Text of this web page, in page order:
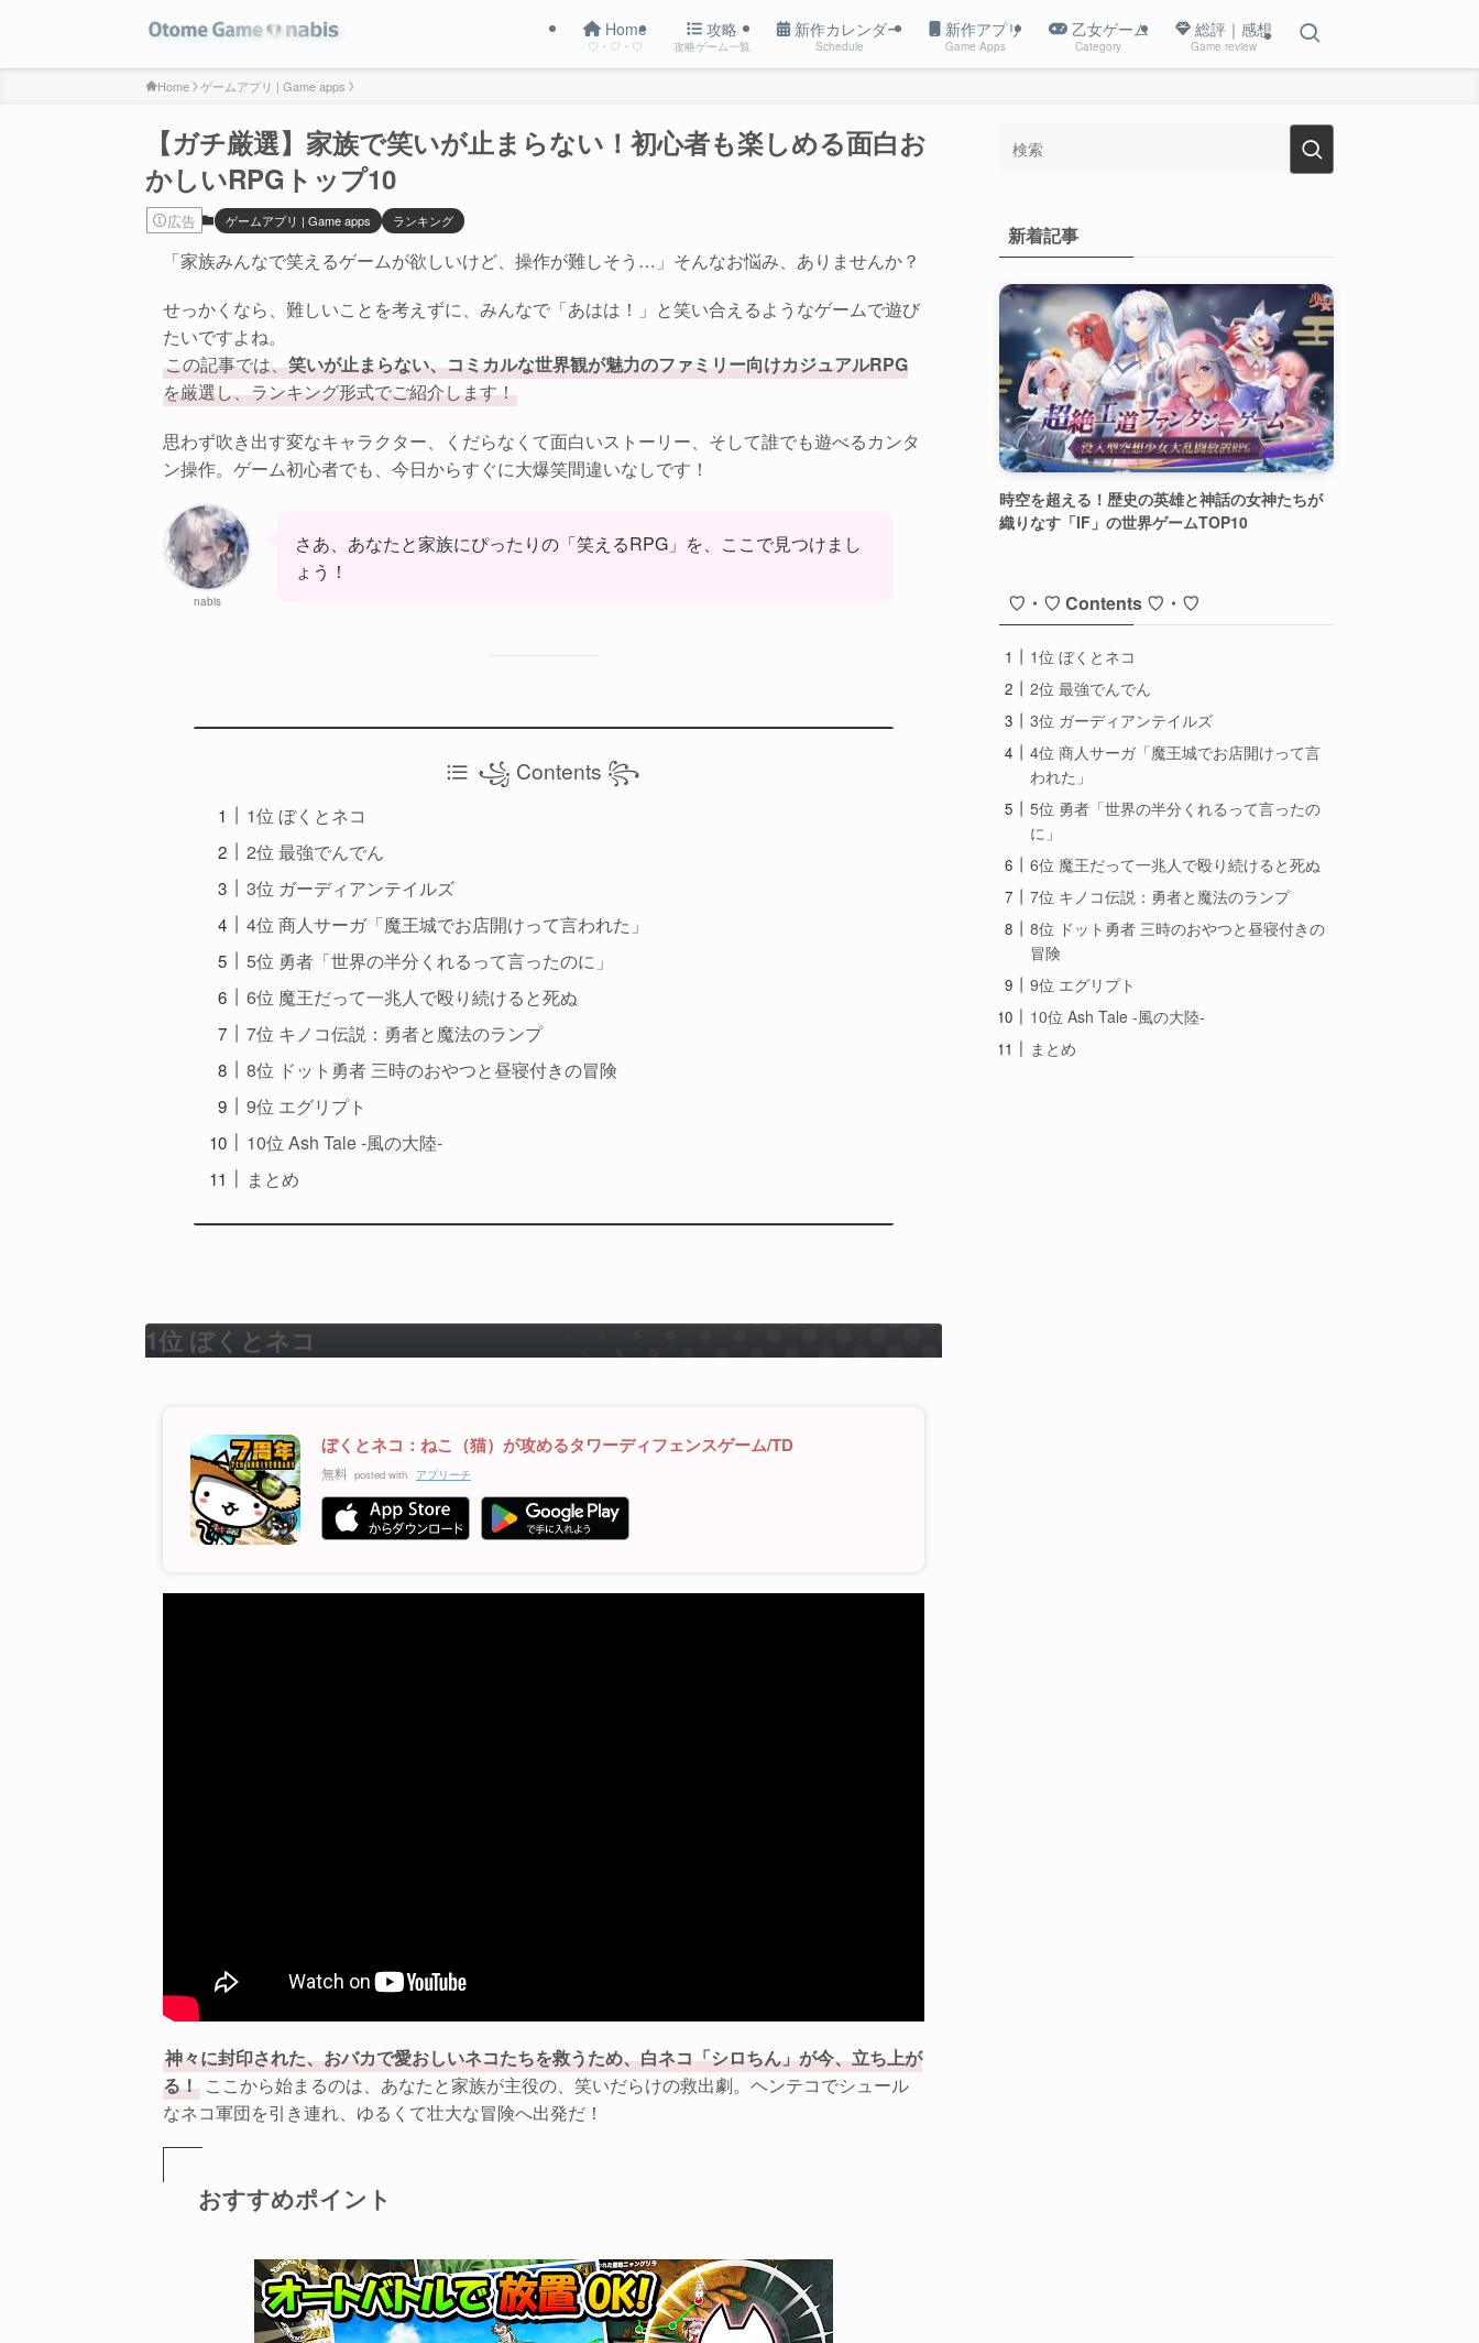
Home
♡・♡・♡
攻略
攻略ゲーム一覧
新作カレンダー
Schedule
新作アプリ
Game Apps
乙女ゲーム
Category
総評｜感想
Game review
Home ゲームアプリ | Game apps
【ガチ厳選】家族で笑いが止まらない！初心者も楽しめる面白お
かしいRPGトップ10
広告 ゲームアプリ | Game apps ランキング
「家族みんなで笑えるゲームが欲しいけど、操作が難しそう…」そんなお悩み、ありませんか？
せっかくなら、難しいことを考えずに、みんなで「あはは！」と笑い合えるようなゲームで遊び
たいですよね。
この記事では、笑いが止まらない、コミカルな世界観が魅力のファミリー向けカジュアルRPG
を厳選し、ランキング形式でご紹介します！
思わず吹き出す変なキャラクター、くだらなくて面白いストーリー、そして誰でも遊べるカンタ
ン操作。ゲーム初心者でも、今日からすぐに大爆笑間違いなしです！
nabis
さあ、あなたと家族にぴったりの「笑えるRPG」を、ここで見つけまし
ょう！
꧁ Contents ꧂
1位 ぼくとネコ
2位 最強でんでん
3位 ガーディアンテイルズ
4位 商人サーガ「魔王城でお店開けって言われた」
5位 勇者「世界の半分くれるって言ったのに」
6位 魔王だって一兆人で殴り続けると死ぬ
7位 キノコ伝説：勇者と魔法のランプ
8位 ドット勇者 三時のおやつと昼寝付きの冒険
9位 エグリプト
10位 Ash Tale -風の大陸-
まとめ
1位 ぼくとネコ
ぼくとネコ：ねこ（猫）が攻めるタワーディフェンスゲーム/TD
無料 posted with アプリーチ
神々に封印された、おバカで愛おしいネコたちを救うため、白ネコ「シロちん」が今、立ち上が
る！ ここから始まるのは、あなたと家族が主役の、笑いだらけの救出劇。ヘンテコでシュール
なネコ軍団を引き連れ、ゆるくて壮大な冒険へ出発だ！
おすすめポイント
新着記事
時空を超える！歴史の英雄と神話の女神たちが
織りなす「IF」の世界ゲームTOP10
♡・♡ Contents ♡・♡
1位 ぼくとネコ
2位 最強でんでん
3位 ガーディアンテイルズ
4位 商人サーガ「魔王城でお店開けって言
われた」
5位 勇者「世界の半分くれるって言ったの
に」
6位 魔王だって一兆人で殴り続けると死ぬ
7位 キノコ伝説：勇者と魔法のランプ
8位 ドット勇者 三時のおやつと昼寝付きの
冒険
9位 エグリプト
10位 Ash Tale -風の大陸-
まとめ